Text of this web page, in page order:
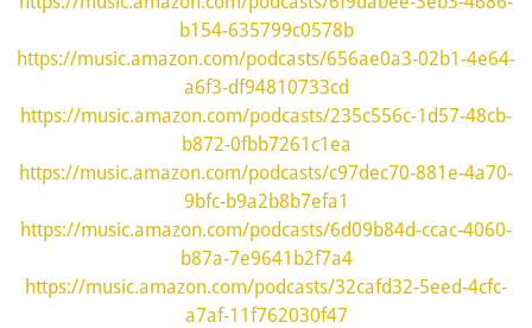
b154-635799c0578b
https://music.amazon.com/podcasts/656ae0a3-02b1-4e64-
a6f3-df94810733cd
https://music.amazon.com/podcasts/235c556c-1d57-48cb-
b872-0fbb7261c1ea
https://music.amazon.com/podcasts/c97dec70-881e-4a70-
9bfc-b9a2b8b7efa1
https://music.amazon.com/podcasts/6d09b84d-ccac-4060-
b87a-7e9641b2f7a4
https://music.amazon.com/podcasts/32cafd32-5eed-4cfc-
a7af-11f762030f47